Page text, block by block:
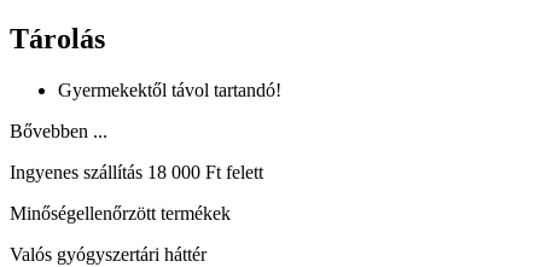
Tárolás
Gyermekektől távol tartandó!
Bővebben ...
Ingyenes szállítás 18 000 Ft felett
Minőségellenőrzött termékek
Valós gyógyszertári háttér